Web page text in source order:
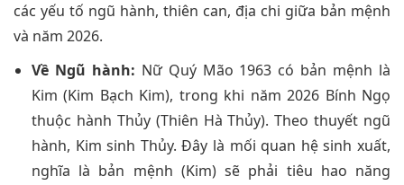
các yếu tố ngũ hành, thiên can, địa chi giữa bản mệnh
và năm 2026.
Về Ngũ hành: Nữ Quý Mão 1963 có bản mệnh là
Kim (Kim Bạch Kim), trong khi năm 2026 Bính Ngọ
thuộc hành Thủy (Thiên Hà Thủy). Theo thuyết ngũ
hành, Kim sinh Thủy. Đây là mối quan hệ sinh xuất,
nghĩa là bản mệnh (Kim) sẽ phải tiêu hao năng